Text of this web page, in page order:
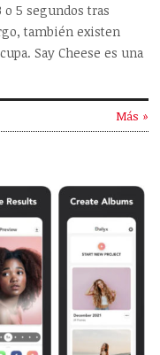
5 segundos tras
también existen
Say Cheese es una
Más »